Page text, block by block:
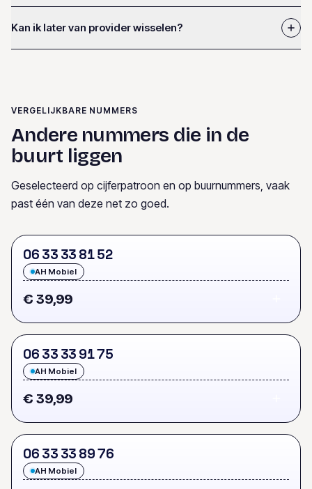
Kan ik later van provider wisselen?
VERGELIJKBARE NUMMERS
Andere nummers die in de
buurt liggen
Geselecteerd op cijferpatroon en op buurnummers, vaak
past één van deze net zo goed.
06 33 33 8152
AH Mobiel
€ 39,99
06 33 33 9175
AH Mobiel
€ 39,99
06 33 33 8976
AH Mobiel